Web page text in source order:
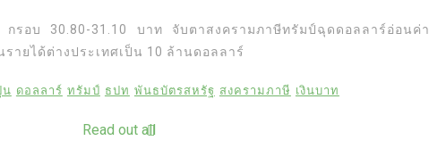
กรอบ 30.80-31.10 บาท จับตาสงครามภาษีทรัมป์ฉุดดอลลาร์อ่อนค่า
ายได้ต่างประเทศเป็น 10 ล้านดอลลาร์
ดอลลาร์ ทรัมป์ ธปท พันธบัตรสหรัฐ สงครามภาษี เงินบาท
Read out all